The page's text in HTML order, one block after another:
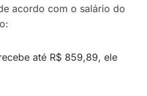
acordo com o salário do
até R$ 859,89, ele